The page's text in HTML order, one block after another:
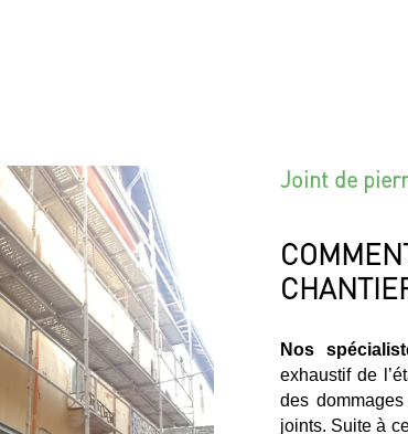
Joint de
Nos
exhaustif de
des
joints. Suite à